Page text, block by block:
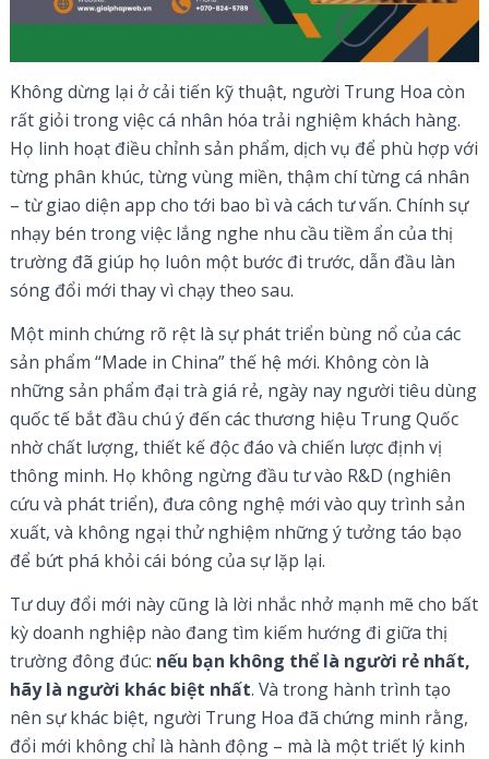
Không dừng lại ở cải tiến kỹ thuật, người Trung Hoa còn
rất giỏi trong việc cá nhân hóa trải nghiệm khách hàng.
Họ linh hoạt điều chỉnh sản phẩm, dịch vụ để phù hợp với
từng phân khúc, từng vùng miền, thậm chí từng cá nhân
– từ giao diện app cho tới bao bì và cách tư vấn. Chính sự
nhạy bén trong việc lắng nghe nhu cầu tiềm ẩn của thị
trường đã giúp họ luôn một bước đi trước, dẫn đầu làn
sóng đổi mới thay vì chạy theo sau.
Một minh chứng rõ rệt là sự phát triển bùng nổ của các
sản phẩm “Made in China” thế hệ mới. Không còn là
những sản phẩm đại trà giá rẻ, ngày nay người tiêu dùng
quốc tế bắt đầu chú ý đến các thương hiệu Trung Quốc
nhờ chất lượng, thiết kế độc đáo và chiến lược định vị
thông minh. Họ không ngừng đầu tư vào R&D (nghiên
cứu và phát triển), đưa công nghệ mới vào quy trình sản
xuất, và không ngại thử nghiệm những ý tưởng táo bạo
để bứt phá khỏi cái bóng của sự lặp lại.
Tư duy đổi mới này cũng là lời nhắc nhở mạnh mẽ cho bất
kỳ doanh nghiệp nào đang tìm kiếm hướng đi giữa thị
trường đông đúc: nếu bạn không thể là người rẻ nhất,
hãy là người khác biệt nhất. Và trong hành trình tạo
nên sự khác biệt, người Trung Hoa đã chứng minh rằng,
đổi mới không chỉ là hành động – mà là một triết lý kinh